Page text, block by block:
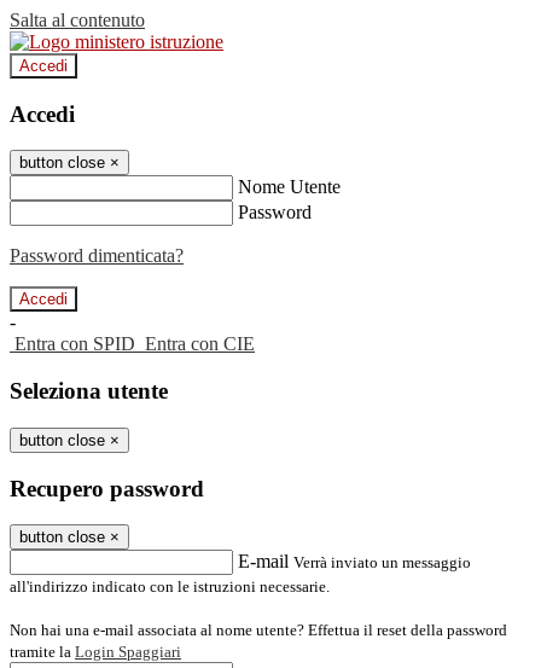
Salta al contenuto
Accedi
Accedi
button close ×
Nome Utente
Password
Password dimenticata?
-
Entra con SPID Entra con CIE
Seleziona utente
button close ×
Recupero password
button close ×
E-mail Verrà inviato un messaggio
all'indirizzo indicato con le istruzioni necessarie.
Non hai una e-mail associata al nome utente? Effettua il reset della password
tramite la Login Spaggiari